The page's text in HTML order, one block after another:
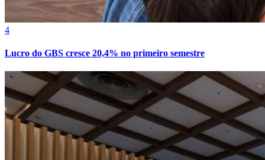
4
Lucro do GBS cresce 20,4% no primeiro semestre